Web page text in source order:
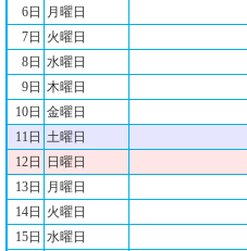
6日
月曜日
7日 火曜日
8日 水曜日
9日 木曜日
10日 金曜日
11日 土曜日
12日
日曜日
13日
月曜日
14日 火曜日
15日 水曜日